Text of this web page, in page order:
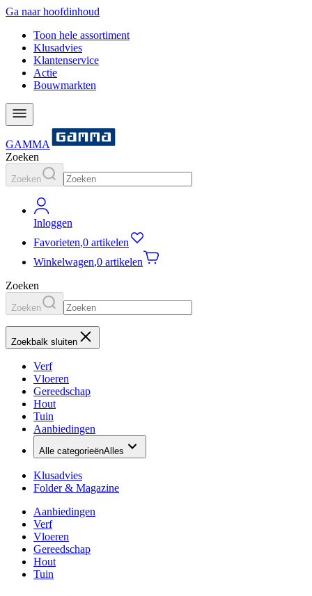
Ga naar hoofdinhoud
Toon hele assortiment
Klusadvies
Klantenservice
Actie
Bouwmarkten
GAMMA
Zoeken
Zoeken
Inloggen
Favorieten,0 artikelen
Winkelwagen,0 artikelen
Zoeken
Zoeken
Zoekbalk sluiten
Verf
Vloeren
Gereedschap
Hout
Tuin
Aanbiedingen
Alle categorieënAlles
Klusadvies
Folder & Magazine
Aanbiedingen
Verf
Vloeren
Gereedschap
Hout
Tuin